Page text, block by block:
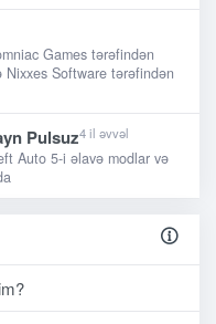
Games tərəfindən
Nixxes Software tərəfindən
Pulsuz4 il əvvəl
Auto 5-i əlavə modlar və